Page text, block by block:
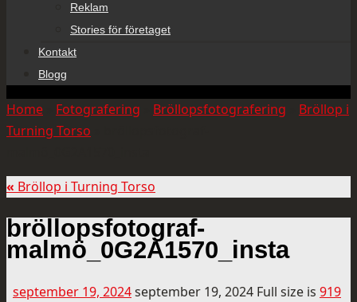
Reklam
Stories för företaget
Kontakt
Blogg
Home Fotografering Bröllopsfotografering
Bröllop i
Turning Torso
« Bröllop i Turning Torso
bröllopsfotograf-
malmö_0G2A1570_insta
september 19, 2024september 19, 2024 Full size is 919